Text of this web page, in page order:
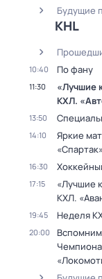
Будущие
KHL
10:40 По фану
11:30
«Лучшие
КХЛ.
13:50
14:10
Яркие
16:30
17:15
«Лучшие
КХЛ.
19:45 Неделя
20:00